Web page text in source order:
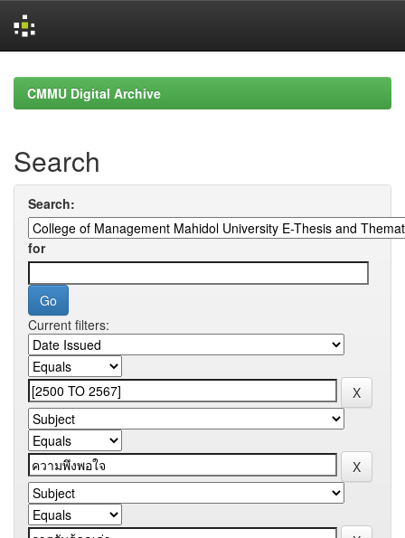
navigationCMMU Digital Archive
Search
Search:
for
Current filters: